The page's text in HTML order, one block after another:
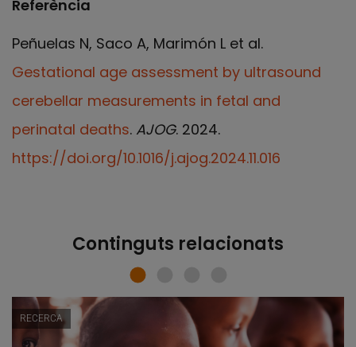
Referència
Peñuelas N, Saco A, Marimón L et al.
Gestational age assessment by ultrasound
cerebellar measurements in fetal and
perinatal deaths. AJOG. 2024.
https://doi.org/10.1016/j.ajog.2024.11.016
Continguts relacionats
RECERCA